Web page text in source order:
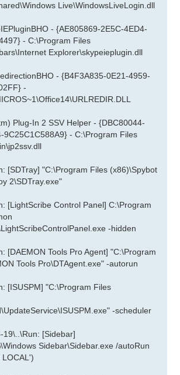
Live\WindowsLiveLogin.dll
- {AE805869-2E5C-4ED4-
- C:\Program Files
Explorer\skypeieplugin.dll
- {B4F3A835-0E21-4959-
-
Plug-In 2 SSV Helper - {DBC80044-
9C25C1C588A9} - C:\Program Files
[SDTray] "C:\Program Files (x86)\Spybot
2\SDTray.exe"
[LightScribe Control Panel] C:\Program
-hidden
[DAEMON Tools Pro Agent] "C:\Program
Tools Pro\DTAgent.exe" -autorun
[ISUSPM] "C:\Program Files
-scheduler
19\..\Run: [Sidebar]
Sidebar\Sidebar.exe /autoRun
LOCAL')